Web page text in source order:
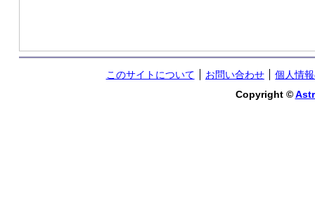
このサイトについて お問い合わせ
個人情
Copyright ©